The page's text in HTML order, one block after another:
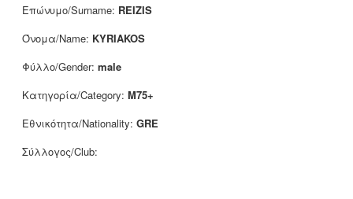
Επώνυμο/Surname: REIZIS
Όνομα/Name: KYRIAKOS
Φύλλο/Gender: male
Κατηγορία/Category: M75+
Εθνικότητα/Nationality: GRE
Σύλλογος/Club: